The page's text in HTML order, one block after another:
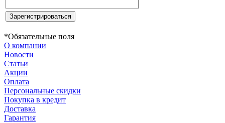
*Обязательные поля
О компании
Новости
Статьи
Акции
Оплата
Персональные скидки
Покупка в кредит
Доставка
Гарантия